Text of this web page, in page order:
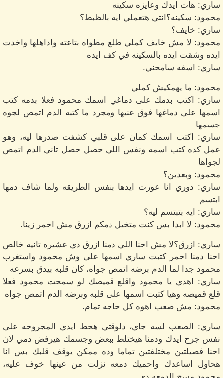
ساري: هات ايدك وعايزه سكينه
محمود: سكينه؟انتي هتعملي ايه بالظبط؟
ساري: خايف؟
محمود: لا مش خايف كملي طلع مطواه بتاعته واداهلها واخدت
ايده وشقت ايده بالسكينه في كف ايده
ساري: اسفه سامحني.
محمود: ما يهمكيش كملي
ساري: اكتب بدمك على دماغي اسمك محمود فعلا بدمه كتب
اسمها على دماغها فوق عنيها ومجرد ما كتبه الدم اتمص لجوه
جسمها
ساري: اكتب اسمك كمان على قلبي كشفت صدرها ليه، وهو
عمل كده كتب اسمه ونفس اللي حصل حصل تاني الدم اتمص
لجواها
محمود: وبعدين؟
ساري: دوري انا عورت ايدها بنفس الطريقه ولما شاف دمها
ابتسم
ساري: ايه بتبتسم ليه؟
محمود: لا ابدا بس كنت متخيل دمكم ازرق مش احمر زينا.
ساري: ازرق؟لا مش احنا اللي دمنا ازرق دي عشيره تانيه خالص
احنا دمنا احمر كتبت ساري اسمها على وش محمود واستغرب
محمود جدا لما الدم برضه اتمص جواه، كان قلبه بيدق بسرعه
ساري: اهدي يا محمود واقلع قميصك لو سمحت محمود فعلا
قلع قميصه وهيا كتبت اسمها على قلبه وبرضه الدم اتمص جواه
محمود: مش صعب اهوه كل حاجه تمام.
ساري: الصعب لسه جاي، دلوقتي هحط ايدي المجروحه على
نفس جرح ايدك ودمنا هيختلط ببعض وجسمك هيرفض دمي لان
احنا فصيلتين مختلفتين تماما وده ممكن يوقف قلبك بس انا
هحاول اساعدك واحميك دمعه نزلت من عينها خوف عليه،